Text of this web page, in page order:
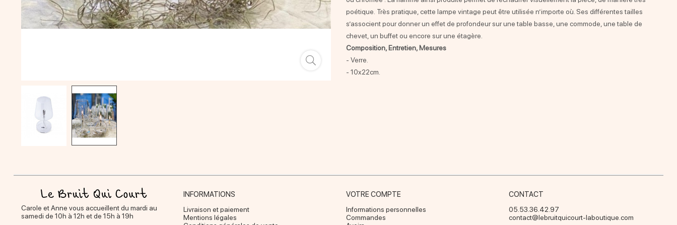
poétique. Très pratique, cette lampe vintage peut être utilisée n’importe où. Ses différentes tailles
s’associent pour donner un effet de profondeur sur une table basse, une commode, une table de
chevet, un buffet ou encore sur une étagère.
Composition, Entretien, Mesures
- Verre.
- 10x22cm.
Carole et Anne vous accueillent du mardi au
samedi de 10h à 12h et de 15h à 19h
INFORMATIONS
Livraison et paiement
Mentions légales
VOTRE COMPTE
Informations personnelles
Commandes
CONTACT
05.53.36.42.97
contact@lebruitquicourt-laboutique.com